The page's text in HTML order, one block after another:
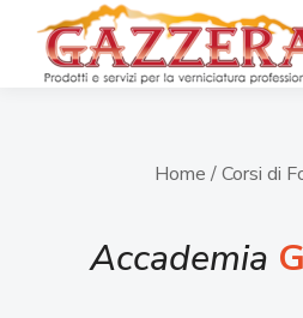
Home / Corsi di
Accademia